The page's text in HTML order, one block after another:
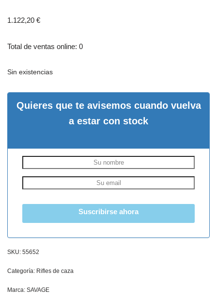
1.122,20 €
Total de ventas online: 0
Sin existencias
Quieres que te avisemos cuando vuelva
a estar con stock
Suscribirse ahora
SKU: 55652
Categoría: Rifles de caza
Marca: SAVAGE